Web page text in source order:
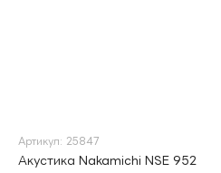
Артикул: 25847
Акустика Nakamichi NSE 952